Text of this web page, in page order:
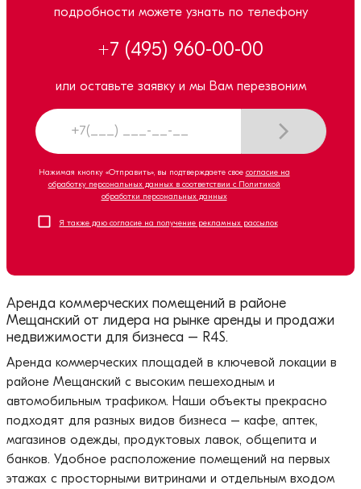
подробности можете узнать по телефону
+7 (495) 960-00-00
или оставьте заявку и мы Вам перезвоним
Нажимая кнопку «Отправить», вы подтверждаете свое согласие на
обработку персональных данных в соответствии с Политикой
обработки персональных данных
Я также даю согласие на получение рекламных рассылок
Аренда коммерческих помещений в районе
Мещанский от лидера на рынке аренды и продажи
недвижимости для бизнеса – R4S.
Аренда коммерческих площадей в ключевой локации в
районе Мещанский с высоким пешеходным и
автомобильным трафиком. Наши объекты прекрасно
подходят для разных видов бизнеса – кафе, аптек,
магазинов одежды, продуктовых лавок, общепита и
банков. Удобное расположение помещений на первых
этажах с просторными витринами и отдельным входом